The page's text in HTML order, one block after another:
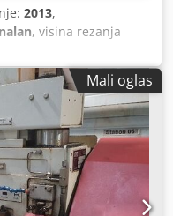
2013,
, visina rezanja
, Behringer HBP 310-
2013, sa opsežnom
dovodna
- Hvatač za
3000 mm u
kosa testera -
hidrauličkim
osloncima - Opšti
Mali oglas